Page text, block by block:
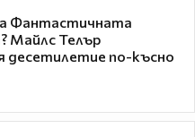
Фантастичната
Майлс Телър
десетилетие по-късно